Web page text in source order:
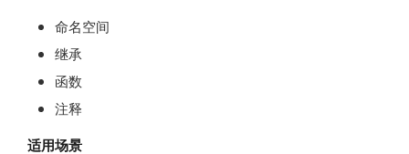
命名空间
继承
函数
注释
适用场景